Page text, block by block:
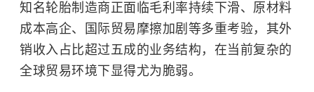
知名轮胎制造商正面临毛利率持续下滑、原材料
成本高企、国际贸易摩擦加剧等多重考验，其外
销收入占比超过五成的业务结构，在当前复杂的
全球贸易环境下显得尤为脆弱。